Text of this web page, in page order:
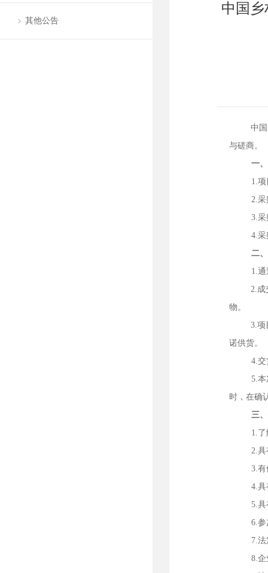
其他公告
中国
中国乡
与磋商。
一
1.
2.
3.
4.
二
1.通
2.成交
物。
3.项
诺供货。
4.
5.
时，在确
三
1.
2.
3.有
4.
5.
6.
7.
8.